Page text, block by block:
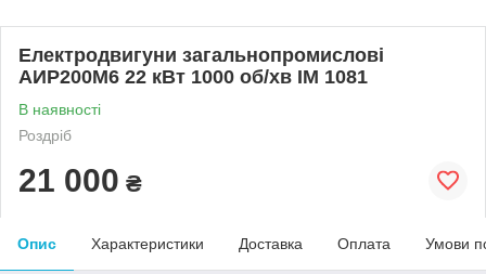
Електродвигуни загальнопромислові
АИР200М6 22 кВт 1000 об/хв ІМ 1081
В наявності
Роздріб
21 000 ₴
Опис Характеристики Доставка Оплата Умови